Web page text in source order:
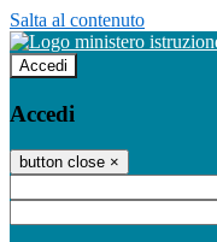
Salta al contenuto
Accedi
Accedi
button close ×